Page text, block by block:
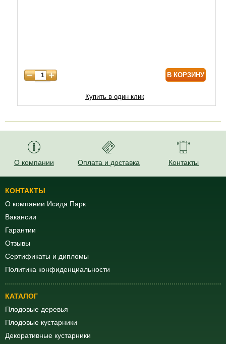
В КОРЗИНУ
Купить в один клик
О компании Оплата и доставка Контакты
КОНТАКТЫ
О компании Исида Парк
Вакансии
Гарантии
Отзывы
Сертификаты и дипломы
Политика конфиденциальности
КАТАЛОГ
Плодовые деревья
Плодовые кустарники
Декоративные кустарники